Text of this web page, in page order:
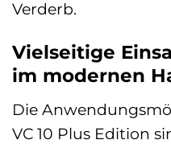
Verderb.
Vielseitige
im modernen
Die
VC 10 Plus Edition